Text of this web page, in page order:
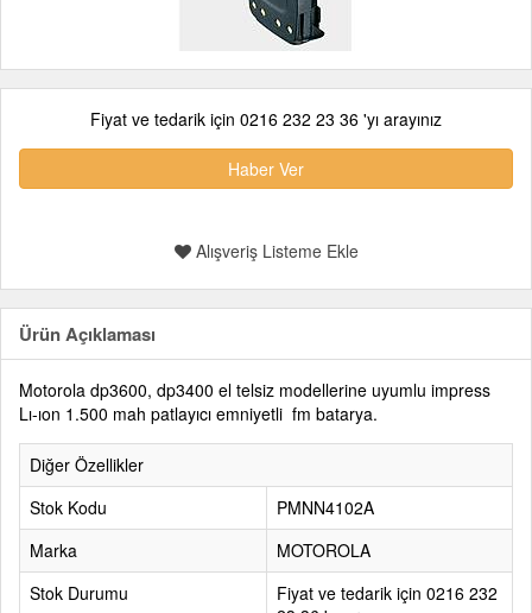
Fiyat ve tedarik için 0216 232 23 36 'yı arayınız
Haber Ver
Alışveriş Listeme Ekle
Ürün Açıklaması
Motorola dp3600, dp3400 el telsiz modellerine uyumlu impress
Lı-ıon 1.500 mah patlayıcı emniyetli fm batarya.
Diğer Özellikler
Stok Kodu
PMNN4102A
Marka
MOTOROLA
Stok Durumu
Fiyat ve tedarik için 0216 232